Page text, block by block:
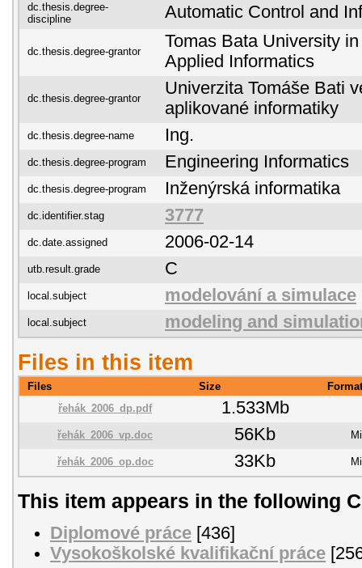
dc.thesis.degree-
discipline
Automatic Control and
dc.thesis.degree-grantor
Tomas Bata University
Applied Informatics
dc.thesis.degree-grantor
Univerzita Tomáše Bati
aplikované informatiky
dc.thesis.degree-name Ing.
dc.thesis.degree-program Engineering Informatics
dc.thesis.degree-program Inženýrská informatika
dc.identifier.stag 3777
dc.date.assigned 2006-02-14
utb.result.grade C
local.subject modelování a simulace
local.subject modeling and
Files in this item
Files Size
Format
řehák_2006_dp.pdf
1.533Mb
řehák_2006_vp.doc 56Kb
řehák_2006_op.doc 33Kb
This item appears in the following
Diplomové práce [436]
Vysokoškolské kvalifikační práce